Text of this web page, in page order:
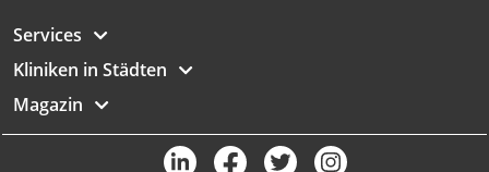
Services
Kliniken in Städten
Magazin
oder Kombinationen von Daten aus
verschiedenen Quellen
Angebote
Verwendung reduzierter Daten zur Auswahl